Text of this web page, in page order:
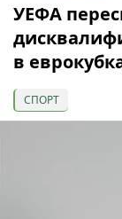
УЕФА
в
СПОРТ